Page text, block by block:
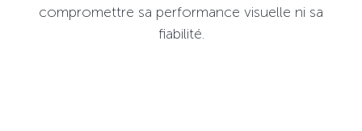
compromettre sa performance visuelle ni sa
fiabilité.